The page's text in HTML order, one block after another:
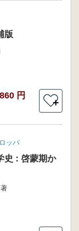
版
円
＋
ッパ
史 : 啓蒙期か